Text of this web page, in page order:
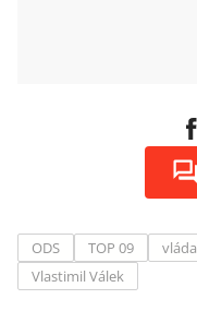
ODS TOP 09 vláda
Vlastimil Válek